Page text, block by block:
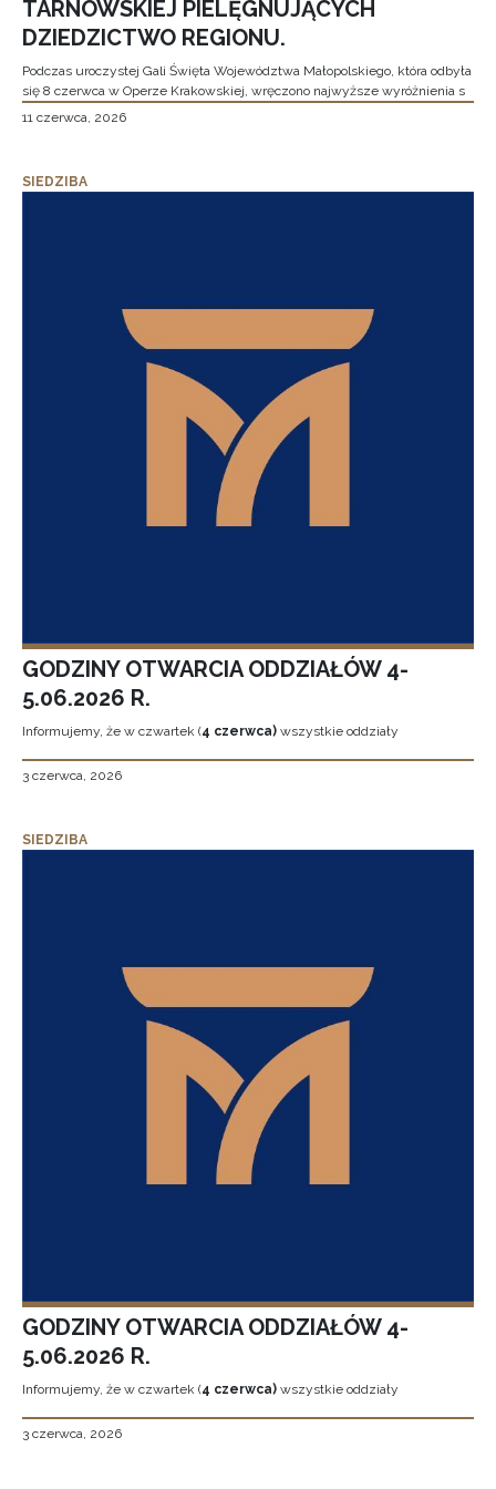
TARNOWSKIEJ PIELĘGNUJĄCYCH
DZIEDZICTWO REGIONU.
Podczas uroczystej Gali Święta Województwa Małopolskiego, która odbyła
się 8 czerwca w Operze Krakowskiej, wręczono najwyższe wyróżnienia s
11 czerwca, 2026
SIEDZIBA
GODZINY OTWARCIA ODDZIAŁÓW 4-
5.06.2026 R.
Informujemy, że w czwartek (4 czerwca) wszystkie oddziały
3 czerwca, 2026
SIEDZIBA
GODZINY OTWARCIA ODDZIAŁÓW 4-
5.06.2026 R.
Informujemy, że w czwartek (4 czerwca) wszystkie oddziały
3 czerwca, 2026